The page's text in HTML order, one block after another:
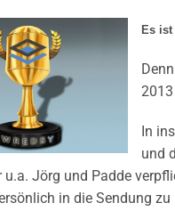
Es
In
und
u.a. Jörg und Padde
in die Sendung